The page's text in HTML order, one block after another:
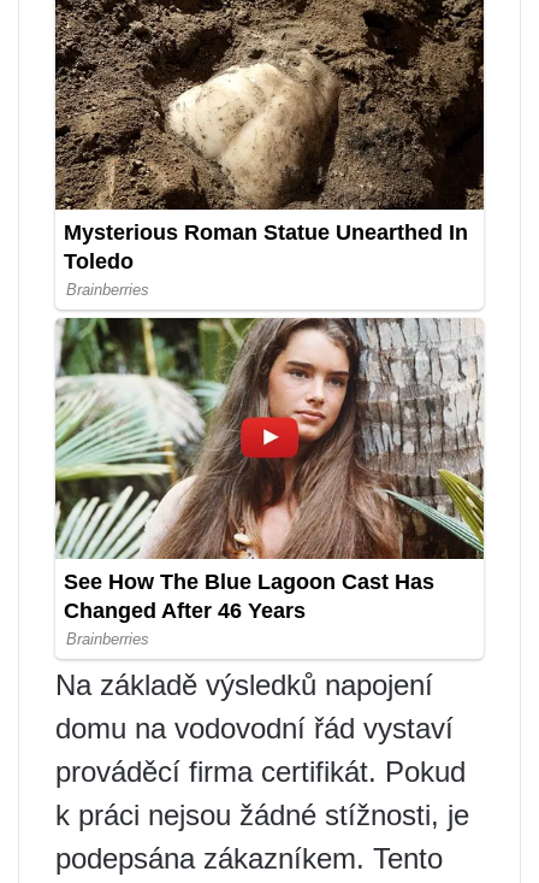
Na základě výsledků napojení
domu na vodovodní řád vystaví
prováděcí firma certifikát. Pokud
k práci nejsou žádné stížnosti, je
podepsána zákazníkem. Tento